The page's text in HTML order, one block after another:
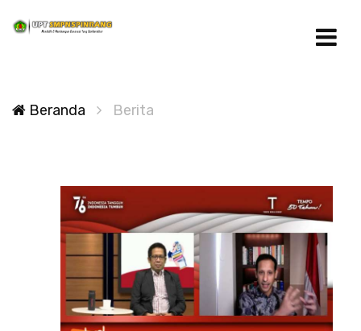
Beranda Berita